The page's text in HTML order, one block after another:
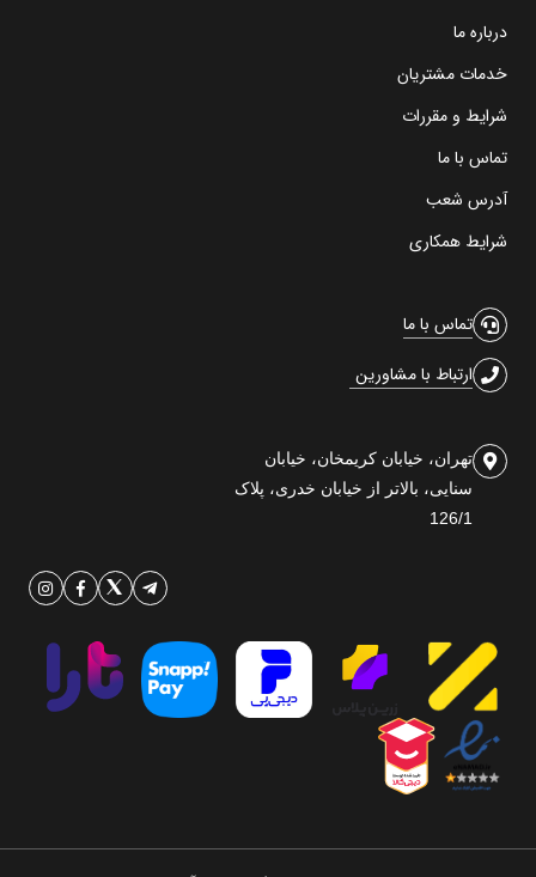
درباره ما
خدمات مشتریان
شرایط و مقررات
تماس با ما
آدرس شعب
شرایط همکاری
تماس با ما
ارتباط با مشاورین
تهران، خیابان کریمخان، خیابان
سنایی، بالاتر از خیابان خدری، پلاک
126/1